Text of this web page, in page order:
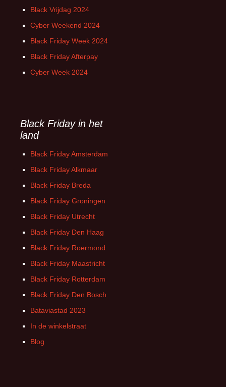
Black Vrijdag 2024
Cyber Weekend 2024
Black Friday Week 2024
Black Friday Afterpay
Cyber Week 2024
Black Friday in het
land
Black Friday Amsterdam
Black Friday Alkmaar
Black Friday Breda
Black Friday Groningen
Black Friday Utrecht
Black Friday Den Haag
Black Friday Roermond
Black Friday Maastricht
Black Friday Rotterdam
Black Friday Den Bosch
Bataviastad 2023
In de winkelstraat
Blog